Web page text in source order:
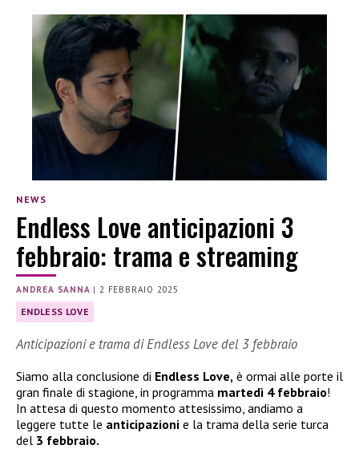
NEWS
Endless Love anticipazioni 3
febbraio: trama e streaming
ANDREA SANNA |2 FEBBRAIO 2025
ENDLESS LOVE
Anticipazioni e trama di Endless Love del 3 febbraio
Siamo alla conclusione di Endless Love, è ormai alle porte il
gran finale di stagione, in programma martedì 4 febbraio!
In attesa di questo momento attesissimo, andiamo a
leggere tutte le anticipazioni e la trama della serie turca
del 3 febbraio.